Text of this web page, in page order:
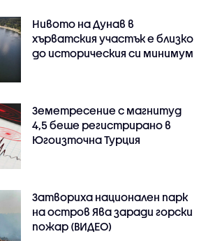
Нивото на Дунав в
хърватския участък е близко
до историческия си минимум
Земетресение с магнитуд
4,5 беше регистрирано в
Югоизточна Турция
Затвориха национален парк
на остров Ява заради горски
пожар (ВИДЕО)